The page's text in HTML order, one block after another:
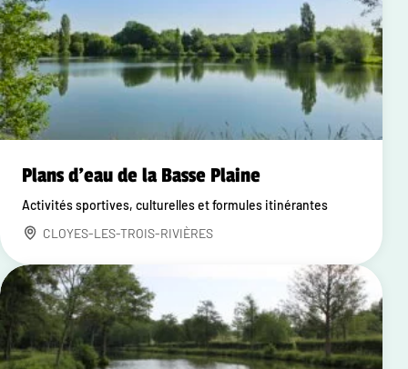
Plans d'eau de la Basse Plaine
Activités sportives, culturelles et formules itinérantes
CLOYES-LES-TROIS-RIVIÈRES